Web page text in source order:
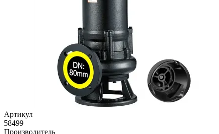
Артикул
58499
Производитель